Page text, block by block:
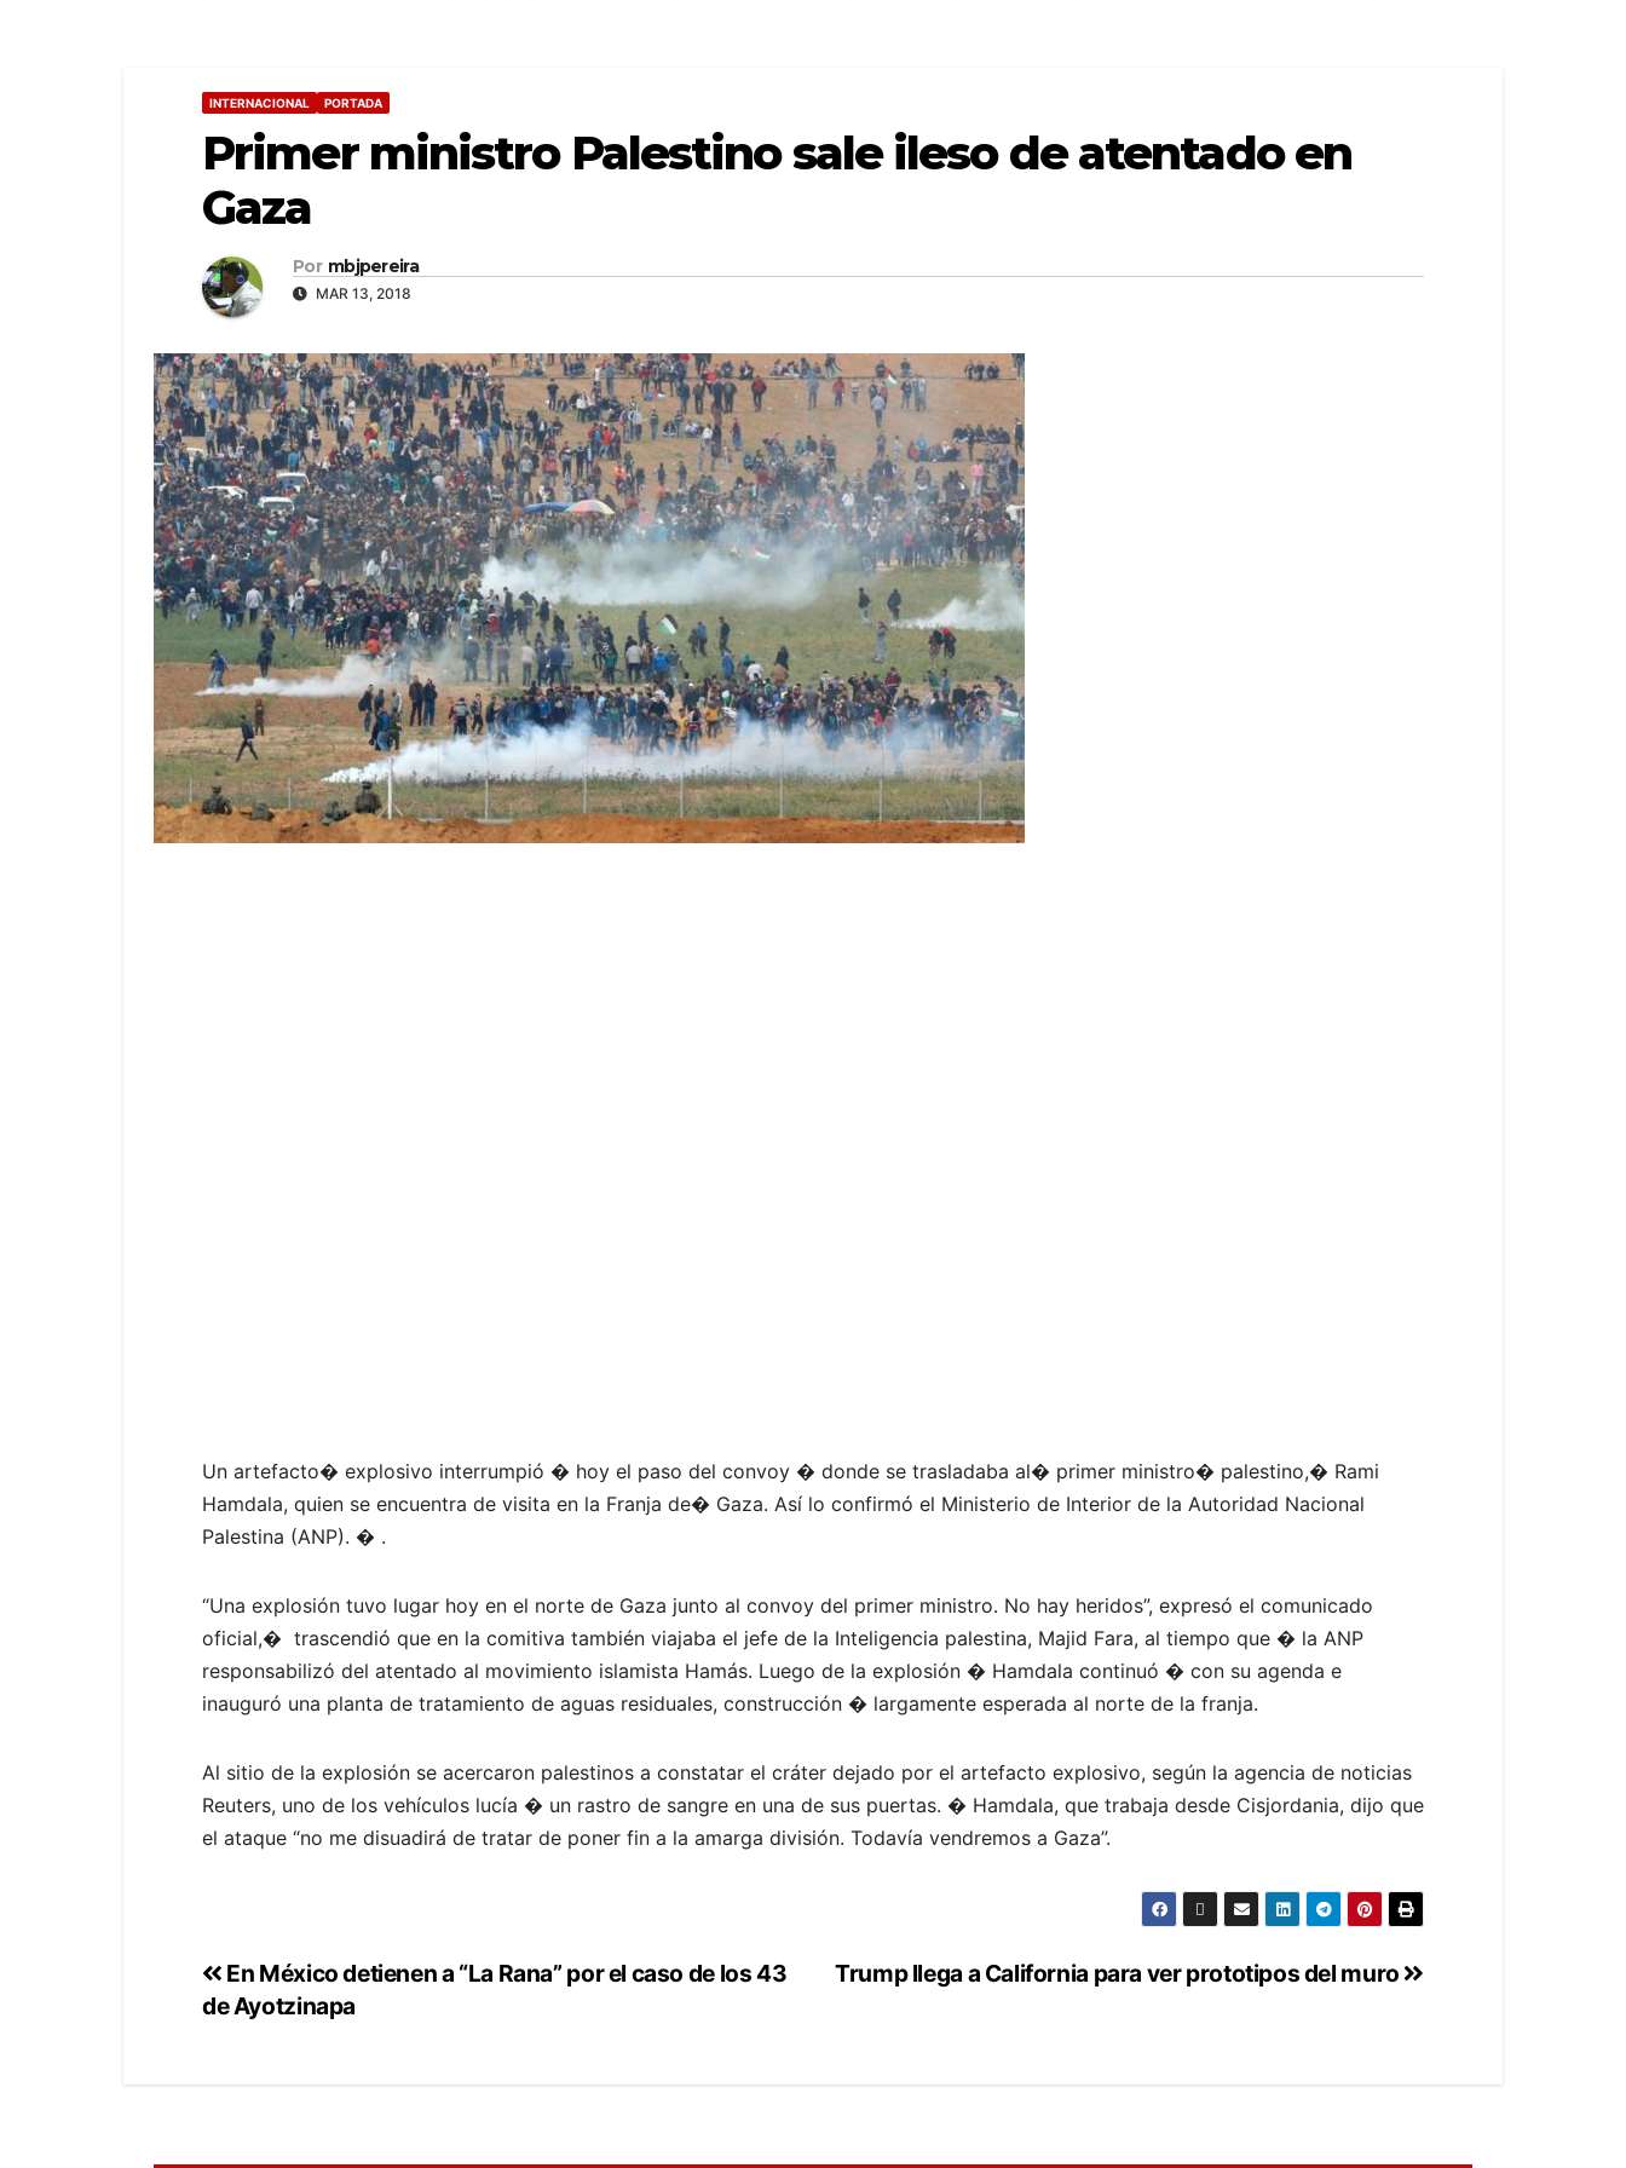
INTERNACIONAL PORTADA
Primer ministro Palestino sale ileso de atentado en
Gaza
Por mbjpereira
MAR 13, 2018
Un artefacto� explosivo interrumpió � hoy el paso del convoy � donde se trasladaba al� primer ministro� palestino,� Rami
Hamdala, quien se encuentra de visita en la Franja de� Gaza. Así lo confirmó el Ministerio de Interior de la Autoridad Nacional
Palestina (ANP). � .
“Una explosión tuvo lugar hoy en el norte de Gaza junto al convoy del primer ministro. No hay heridos”, expresó el comunicado
oficial,� trascendió que en la comitiva también viajaba el jefe de la Inteligencia palestina, Majid Fara, al tiempo que � la ANP
responsabilizó del atentado al movimiento islamista Hamás. Luego de la explosión � Hamdala continuó � con su agenda e
inauguró una planta de tratamiento de aguas residuales, construcción � largamente esperada al norte de la franja.
Al sitio de la explosión se acercaron palestinos a constatar el cráter dejado por el artefacto explosivo, según la agencia de noticias
Reuters, uno de los vehículos lucía � un rastro de sangre en una de sus puertas. � Hamdala, que trabaja desde Cisjordania, dijo que
el ataque “no me disuadirá de tratar de poner fin a la amarga división. Todavía vendremos a Gaza”.
Trump llega a California para ver prototipos del muro
En México detienen a “La Rana” por el caso de los 43
de Ayotzinapa